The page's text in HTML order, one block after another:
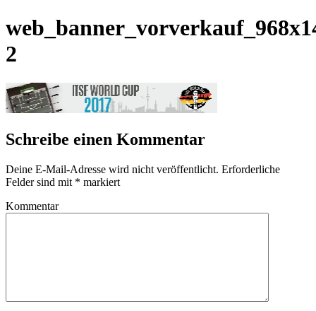
2
Schreibe einen Kommentar
Deine E-Mail-Adresse wird nicht veröffentlicht. Erforderliche
Felder sind mit * markiert
Kommentar